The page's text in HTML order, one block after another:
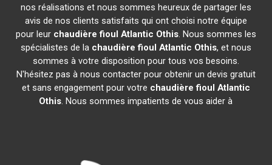
nos réalisations et nous sommes heureux de partager les
avis de nos clients satisfaits qui ont choisi notre équipe
pour leur chaudière fioul Atlantic Othis. Nous sommes les
spécialistes de la chaudière fioul Atlantic Othis, et nous
sommes à votre disposition pour tous vos besoins.
N'hésitez pas à nous contacter pour obtenir un devis gratuit
et sans engagement pour votre chaudière fioul Atlantic
Othis. Nous sommes impatients de vous aider à